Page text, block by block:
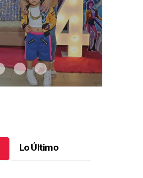
Lo Último